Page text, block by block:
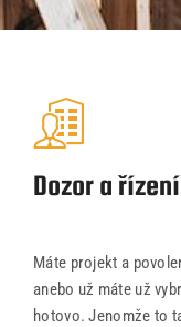
Dozor a
Máte projekt a
anebo už máte už
hotovo. Jenomže to